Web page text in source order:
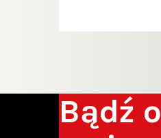
Bądź